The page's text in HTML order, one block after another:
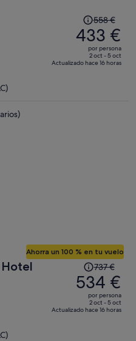
precio
era
558 €,
558 €
433 €
por persona
2 oct - 5 oct
Actualizado hace 16 horas
Hotel
Ahorra un 100 % en tu vuelo
precio
era
737 €,
737 €
534 €
por persona
2 oct - 5 oct
Actualizado hace 16 horas